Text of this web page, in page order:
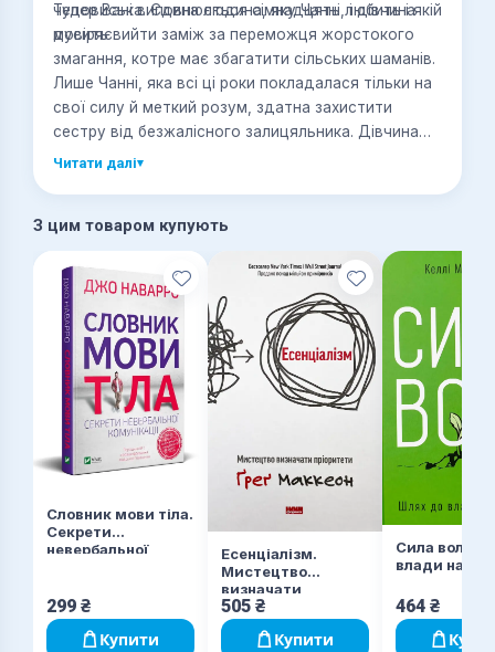
чудовиська. Єдина людина, яку Чанні любить і якій
довіряє.
Тепер Вані виповнюється сімнадцять, і дівчина
мусить вийти заміж за переможця жорстокого
змагання, котре має збагатити сільських шаманів.
Лише Чанні, яка всі ці роки покладалася тільки на
свої силу й меткий розум, здатна захистити
сестру від безжалісного залицяльника. Дівчина
рішуче кидає йому виклик — і спалахує люта
зародиться кохання… Зрештою Чанні доведеться
зробити вибір, який може розбити її серце на
друзки.
Читати далі▾
З цим товаром купують
Словник мови тіла.
Секрети
невербальної
299 ₴
Купити
Есенціалізм.
Мистецтво
визначати
пріоритети
505 ₴
Купити
Сила волі.
влади над
464 ₴